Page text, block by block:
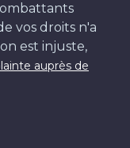
vos droits n'a
est injuste,
auprès de